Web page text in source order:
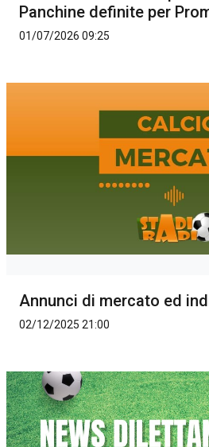
Panchine definite per
01/07/2026 09:25
Annunci di mercato ed
02/12/2025 21:00